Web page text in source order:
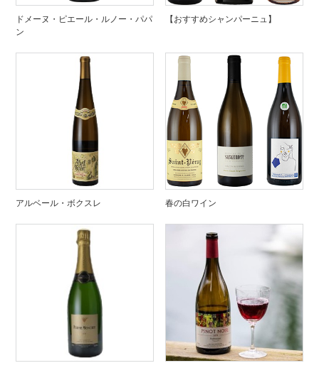
ドメーヌ・ピエール・ルノー・パパ
ン
【おすすめシャンパーニュ】
アルベール・ボクスレ 春の白ワイン